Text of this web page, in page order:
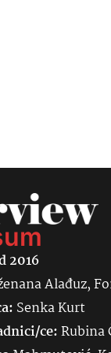
2016
Alađuz,
SenkaKurt
ce:Rubina